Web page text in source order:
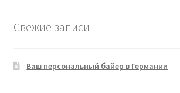
Свежие записи
Ваш персональный байер в Германии